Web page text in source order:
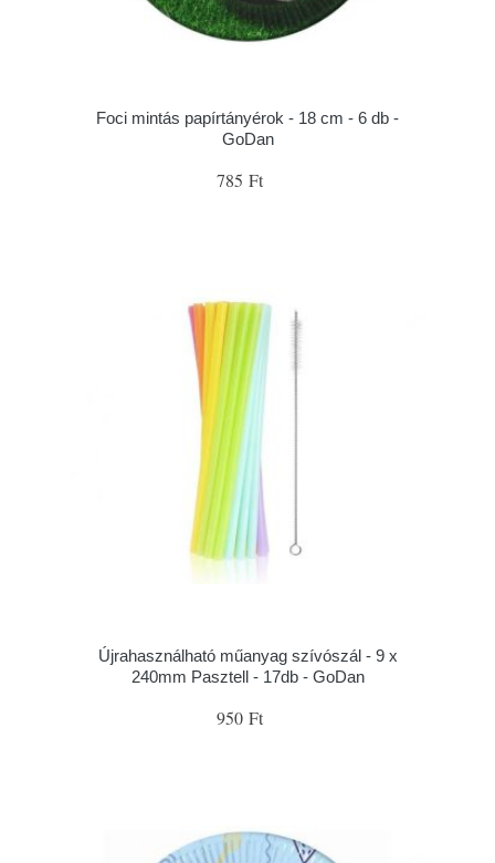
Foci mintás papírtányérok - 18 cm - 6 db -
GoDan
785 Ft
Újrahasználható műanyag szívószál - 9 x
240mm Pasztell - 17db - GoDan
950 Ft